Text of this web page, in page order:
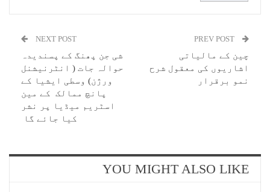
چین کے مالیاتی
اشاریوں کی معقول شرح
نمو برقرار
NEXT POST
شی جن پھنگ کے پسندیدہ
حوالہ جات ( انٹرنیشنل
ورژن) وسطی ایشیا کے
پانچ ممالک کے مین
اسٹریم میڈیا پر نشر
کیا جائے گا
YOU MIGHT ALSO LIKE